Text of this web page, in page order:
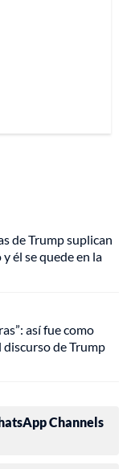
de Trump suplican
él se quede en la
así fue como
discurso de Trump
Channels